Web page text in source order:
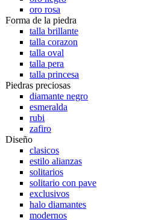
oro rosa
Forma de la piedra
talla brillante
talla corazon
talla oval
talla pera
talla princesa
Piedras preciosas
diamante negro
esmeralda
rubi
zafiro
Diseño
clasicos
estilo alianzas
solitarios
solitario con pave
exclusivos
halo diamantes
modernos